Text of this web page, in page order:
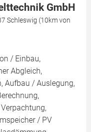
GmbH
Schleswig (10km von
/ Einbau,
Abgleich,
Aufbau / Auslegung,
/ PV